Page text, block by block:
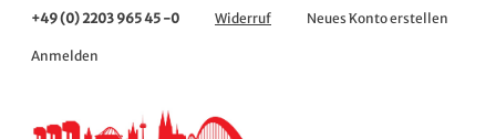
+49 (0) 2203 965 45 -0 Widerruf Neues Konto erstellen
Anmelden